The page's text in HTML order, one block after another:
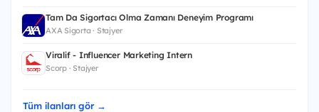
Tam Da Sigortacı Olma Zamanı Deneyim Programı
AXA Sigorta · Stajyer
Viralif - Influencer Marketing Intern
Scorp · Stajyer
Tüm ilanları gör →